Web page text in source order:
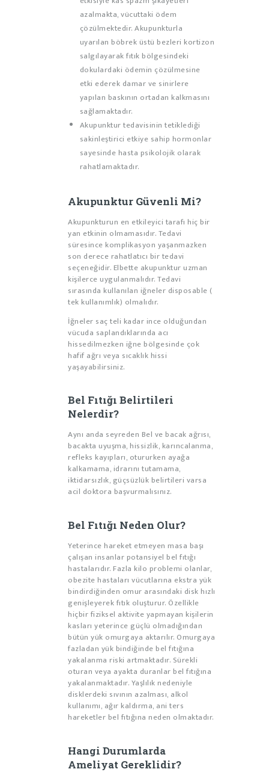
azalmakta, vücuttaki ödem
çözülmektedir. Akupunkturla
uyarılan böbrek üstü bezleri kortizon
salgılayarak fıtık bölgesindeki
dokulardaki ödemin çözülmesine
etki ederek damar ve sinirlere
yapılan baskının ortadan kalkmasını
sağlamaktadır.
Akupunktur tedavisinin tetiklediği
sakinleştirici etkiye sahip hormonlar
sayesinde hasta psikolojik olarak
rahatlamaktadır.
Akupunktur Güvenli Mi?
Akupunkturun en etkileyici tarafı hiç bir
yan etkinin olmamasıdır. Tedavi
süresince komplikasyon yaşanmazken
son derece rahatlatıcı bir tedavi
seçeneğidir. Elbette akupunktur uzman
kişilerce uygulanmalıdır. Tedavi
sırasında kullanılan iğneler disposable (
tek kullanımlık) olmalıdır.
İğneler saç teli kadar ince olduğundan
vücuda saplandıklarında acı
hissedilmezken iğne bölgesinde çok
hafif ağrı veya sıcaklık hissi
yaşayabilirsiniz.
Bel Fıtığı Belirtileri
Nelerdir?
Aynı anda seyreden Bel ve bacak ağrısı,
bacakta uyuşma, hissizlik, karıncalanma,
refleks kayıpları, otururken ayağa
kalkamama, idrarını tutamama,
iktidarsızlık, güçsüzlük belirtileri varsa
acil doktora başvurmalısınız.
Bel Fıtığı Neden Olur?
Yeterince hareket etmeyen masa başı
çalışan insanlar potansiyel bel fıtığı
hastalarıdır. Fazla kilo problemi olanlar,
obezite hastaları vücutlarına ekstra yük
bindirdiğinden omur arasındaki disk hızlı
genişleyerek fıtık oluşturur. Özellikle
hiçbir fiziksel aktivite yapmayan kişilerin
kasları yeterince güçlü olmadığından
bütün yük omurgaya aktarılır. Omurgaya
fazladan yük bindiğinde bel fıtığına
yakalanma riski artmaktadır. Sürekli
oturan veya ayakta duranlar bel fıtığına
yakalanmaktadır. Yaşlılık nedeniyle
disklerdeki sıvının azalması, alkol
kullanımı, ağır kaldırma, ani ters
hareketler bel fıtığına neden olmaktadır.
Hangi Durumlarda
Ameliyat Gereklidir?